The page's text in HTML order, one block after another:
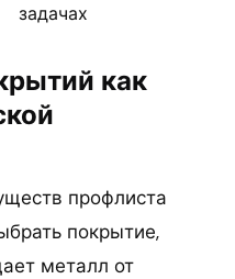
задачах
как
профлиста
покрытие,
металл от